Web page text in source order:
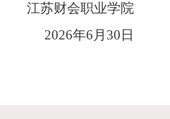
江苏财会职业学院
2026年6 月 30 日